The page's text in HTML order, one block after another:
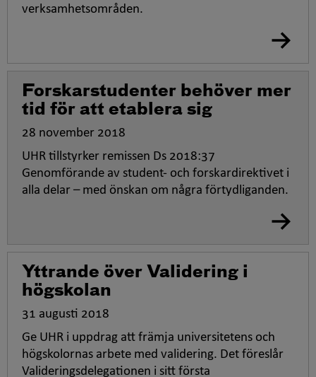
verksamhetsområden.
Forskarstudenter behöver mer
tid för att etablera sig
28 november 2018
UHR tillstyrker remissen Ds 2018:37
Genomförande av student- och forskardirektivet i
alla delar – med önskan om några förtydliganden.
Yttrande över Validering i
högskolan
31 augusti 2018
Ge UHR i uppdrag att främja universitetens och
högskolornas arbete med validering. Det föreslår
Valideringsdelegationen i sitt första